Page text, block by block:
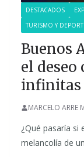
DESTACADOS
TURISMO Y
Buenos
el
infinitas
MARCELO ARRE
¿Qué pasaría si
melancolía de